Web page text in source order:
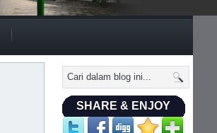
SHARE & ENJOY